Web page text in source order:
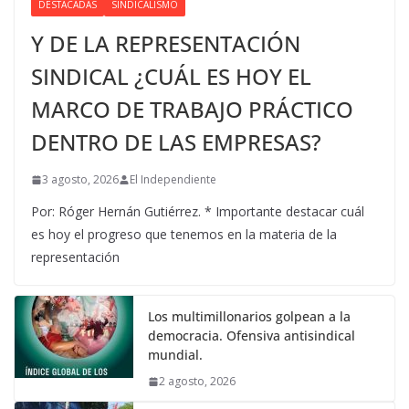
DESTACADAS SINDICALISMO
Y DE LA REPRESENTACIÓN
SINDICAL ¿CUÁL ES HOY EL
MARCO DE TRABAJO PRÁCTICO
DENTRO DE LAS EMPRESAS?
3 agosto, 2026 El Independiente
Por: Róger Hernán Gutiérrez. * Importante destacar cuál
es hoy el progreso que tenemos en la materia de la
representación
Los multimillonarios golpean a la
democracia. Ofensiva antisindical
mundial.
2 agosto, 2026